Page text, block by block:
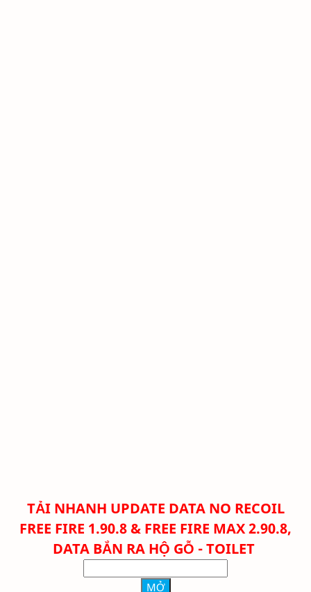
TẢI NHANH UPDATE DATA NO RECOIL
FREE FIRE 1.90.8 & FREE FIRE MAX 2.90.8,
DATA BẮN RA HỘ GỖ - TOILET
MỞ